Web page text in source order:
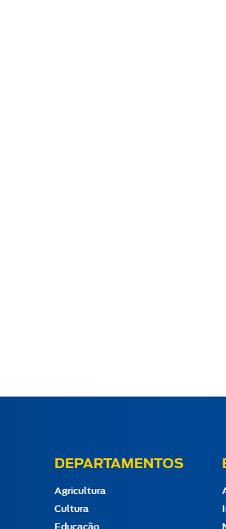
DEPARTAMENTOS
Agricultura
Cultura
Educação